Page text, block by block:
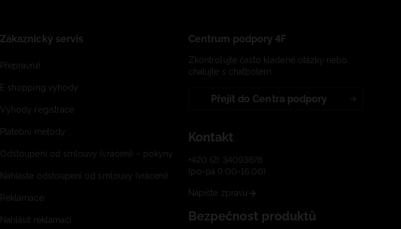
Zákaznický servis
Přepravné
E shopping vyhody
Výhody registrace
Platební metody
Odstoupení od smlouvy (vrácení) – pokyny
Nahlaste odstoupení od smlouvy (vrácení)
Reklamace
Nahlásit reklamaci
Centrum podpory 4F
Zkontrolujte často kladené otázky nebo
chatujte s chatbotem:
Přejít do Centra podpory
Kontakt
+420 (2) 34093878
(po-pá 9:00-16:00)
Napište zprávu
Bezpečnost produktů